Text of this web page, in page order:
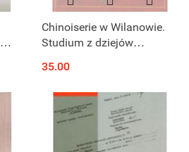
Chinoiserie w Wilanowie.
Studium z dziejów
chińskiej w Polsce
35.00